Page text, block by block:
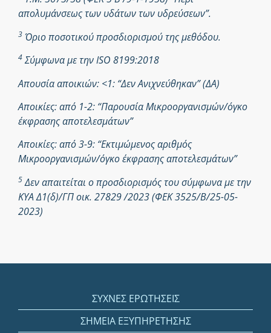
απολυμάνσεως των υδάτων των υδρεύσεων”.
3 Όριο ποσοτικού προσδιορισμού της μεθόδου.
4Σύμφωνα με την ISO 8199:2018
Απουσία αποικιών: <1: “Δεν Ανιχνεύθηκαν” (ΔΑ)
Αποικίες: από 1-2: “Παρουσία Μικροοργανισμών/όγκο
έκφρασης αποτελεσμάτων”
Αποικίες: από 3-9: “Εκτιμώμενος αριθμός
Μικροοργανισμών/όγκο έκφρασης αποτελεσμάτων”
5Δεν απαιτείται ο προσδιορισμός του σύμφωνα με την
ΚΥΑ Δ1(δ)/ΓΠ οικ. 27829 /2023 (ΦΕΚ 3525/Β/25-05-
2023)
ΣΥΧΝΕΣ ΕΡΩΤΗΣΕΙΣ
ΣΗΜΕΙΑ ΕΞΥΠΗΡΕΤΗΣΗΣ